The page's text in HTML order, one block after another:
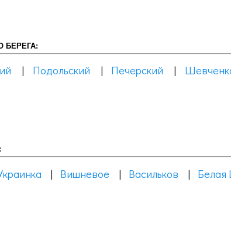
БЕРЕГА:
| Подольский | Печерский |
| Вишневое | Васильков | Белая